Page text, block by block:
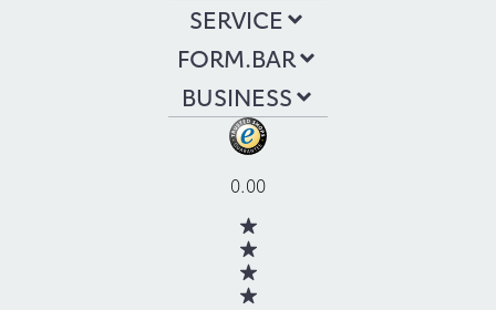
SERVICE
FORM.BAR
BUSINESS
0.00